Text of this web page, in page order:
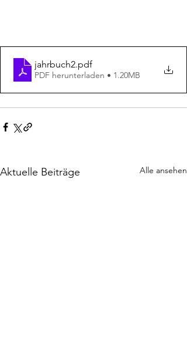
jahrbuch2.pdf
PDF herunterladen • 1.20MB
Aktuelle Beiträge Alle ansehen